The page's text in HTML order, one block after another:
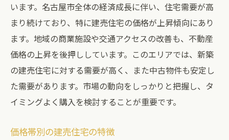
います。名古屋市全体の経済成長に伴い、住宅需要が高
まり続けており、特に建売住宅の価格が上昇傾向にあり
ます。地域の商業施設や交通アクセスの改善も、不動産
価格の上昇を後押ししています。このエリアでは、新築
の建売住宅に対する需要が高く、また中古物件も安定し
た需要があります。市場の動向をしっかりと把握し、タ
イミングよく購入を検討することが重要です。
価格帯別の建売住宅の特徴